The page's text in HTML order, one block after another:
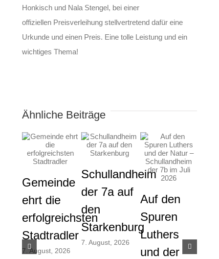
Honkisch und Nala Stengel, bei einer
offiziellen Preisverleihung stellvertretend dafür eine
Urkunde und einen Preis. Eine tolle Leistung und ein
wichtiges Thema!
Ähnliche Beiträge
Gemeinde
ehrt die
erfolgreichsten
Stadtradler
7. August, 2026
Schullandheim
der 7a auf
den
Starkenburg
7. August, 2026
Auf den
Spuren
Luthers
und der